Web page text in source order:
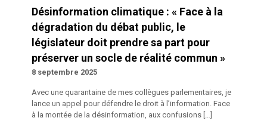
Désinformation climatique : « Face à la
dégradation du débat public, le
législateur doit prendre sa part pour
préserver un socle de réalité commun »
8 septembre 2025
Avec une quarantaine de mes collègues parlementaires, je
lance un appel pour défendre le droit à l’information. Face
à la montée de la désinformation, aux confusions